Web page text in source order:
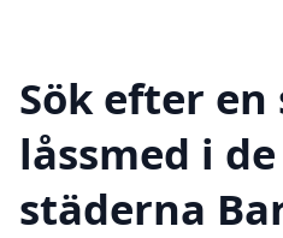
Sök efter
låssmed i
städerna